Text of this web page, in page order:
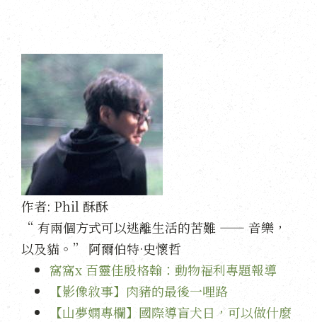
作者: Phil 酥酥
“ 有兩個方式可以逃離生活的苦難 —— 音樂，
以及貓。” 阿爾伯特·史懷哲
窩窩x 百靈佳殷格翰：動物福利專題報導
【影像敘事】肉豬的最後一哩路
【山夢嫻專欄】國際導盲犬日，可以做什麼